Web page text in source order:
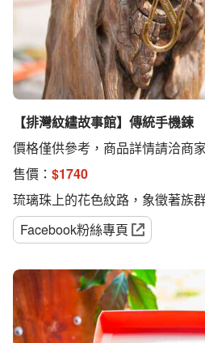
【排灣紋繣故事館】傳統手機鍊
價格僅供參考，商品詳情請洽商家
售價： $1740
琉璃珠上的花色紋路，象徵著族
Facebook粉絲專頁